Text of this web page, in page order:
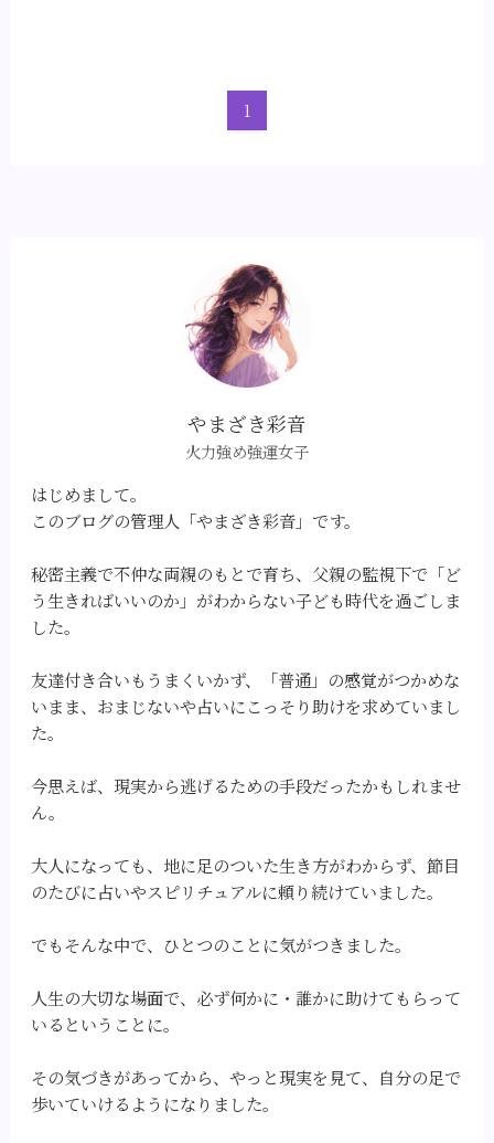
1
やまざき彩音
火力強め強運女子
はじめまして。
このブログの管理人「やまざき彩音」です。
秘密主義で不仲な両親のもとで育ち、父親の監視下で「ど
う生きればいいのか」がわからない子ども時代を過ごしま
した。
友達付き合いもうまくいかず、「普通」の感覚がつかめな
いまま、おまじないや占いにこっそり助けを求めていまし
た。
今思えば、現実から逃げるための手段だったかもしれませ
ん。
大人になっても、地に足のついた生き方がわからず、節目
のたびに占いやスピリチュアルに頼り続けていました。
でもそんな中で、ひとつのことに気がつきました。
人生の大切な場面で、必ず何かに・誰かに助けてもらって
いるということに。
その気づきがあってから、やっと現実を見て、自分の足で
歩いていけるようになりました。